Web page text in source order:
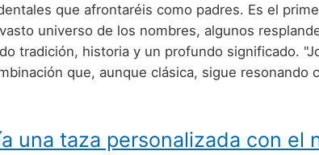
que afrontaréis como padres. Es el
universo de los nombres, algunos
tradición, historia y un profundo significado.
que, aunque clásica, sigue resonando
una taza personalizada con el